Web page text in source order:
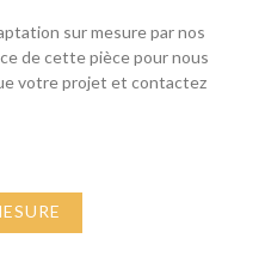
sur mesure par nos
de cette pièce pour nous
votre projet et contactez